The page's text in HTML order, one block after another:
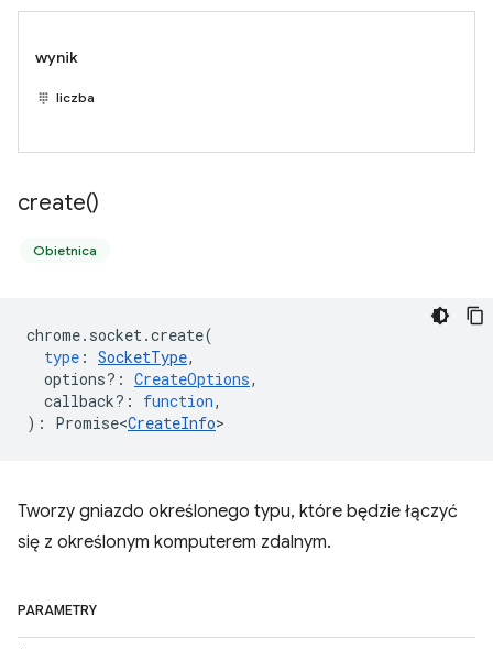
wynik
liczba
create()
Obietnica
chrome. socket.create(
type : SocketType,
options? : CreateOptions,
callback? : function,
) : Promise<CreateInfo>
Tworzy gniazdo określonego typu, które będzie łączyć
się z określonym komputerem zdalnym.
PARAMETRY